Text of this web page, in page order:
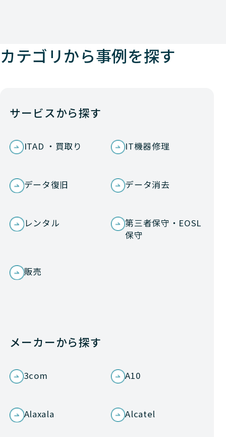
カテゴリから事例を探す
サービスから探す
ITAD ・買取り IT機器修理
データ復旧 データ消去
レンタル
第三者保守・EOSL
保守
販売
メーカーから探す
3com A10
Alaxala Alcatel